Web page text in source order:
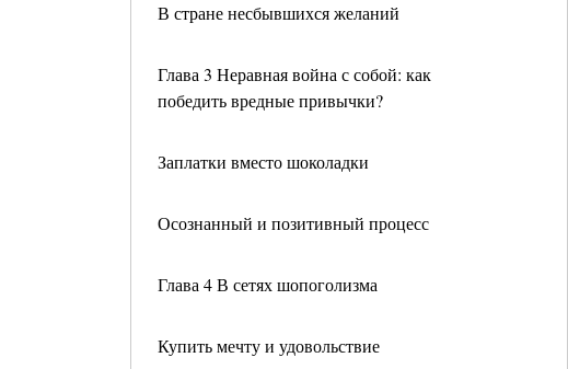
В стране несбывшихся желаний
Глава 3 Неравная война с собой: как
победить вредные привычки?
Заплатки вместо шоколадки
Осознанный и позитивный процесс
Глава 4 В сетях шопоголизма
Купить мечту и удовольствие